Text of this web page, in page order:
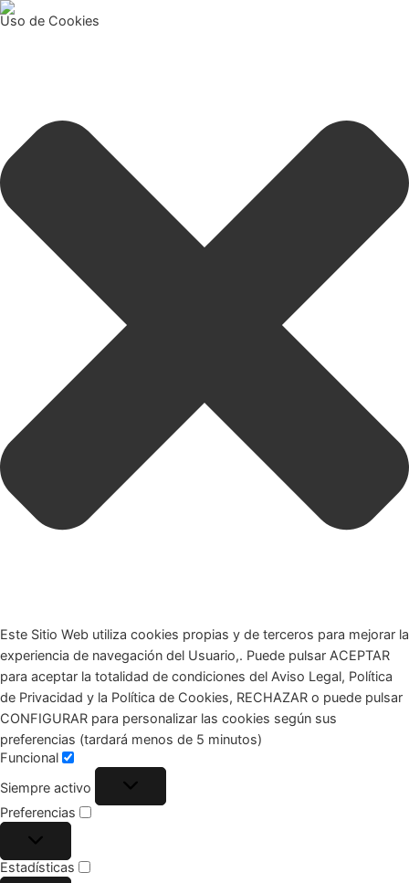
Uso de Cookies
Este Sitio Web utiliza cookies propias y de terceros para mejorar la
experiencia de navegación del Usuario,. Puede pulsar ACEPTAR
para aceptar la totalidad de condiciones del Aviso Legal, Política
de Privacidad y la Política de Cookies, RECHAZAR o puede pulsar
CONFIGURAR para personalizar las cookies según sus
preferencias (tardará menos de 5 minutos)
Funcional
Siempre activo
Preferencias
Estadísticas